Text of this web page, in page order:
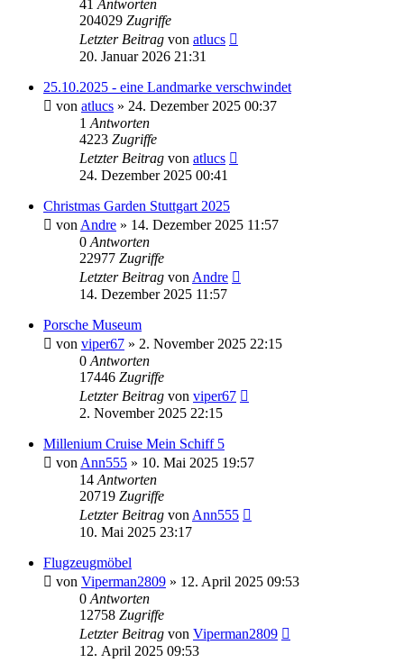
41 Antworten
204029 Zugriffe
Letzter Beitrag von atlucs
20. Januar 2026 21:31
25.10.2025 - eine Landmarke verschwindet
von atlucs » 24. Dezember 2025 00:37
1 Antworten
4223 Zugriffe
Letzter Beitrag von atlucs
24. Dezember 2025 00:41
Christmas Garden Stuttgart 2025
von Andre » 14. Dezember 2025 11:57
0 Antworten
22977 Zugriffe
Letzter Beitrag von Andre
14. Dezember 2025 11:57
Porsche Museum
von viper67 » 2. November 2025 22:15
0 Antworten
17446 Zugriffe
Letzter Beitrag von viper67
2. November 2025 22:15
Millenium Cruise Mein Schiff 5
von Ann555 » 10. Mai 2025 19:57
14 Antworten
20719 Zugriffe
Letzter Beitrag von Ann555
10. Mai 2025 23:17
Flugzeugmöbel
von Viperman2809 » 12. April 2025 09:53
0 Antworten
12758 Zugriffe
Letzter Beitrag von Viperman2809
12. April 2025 09:53